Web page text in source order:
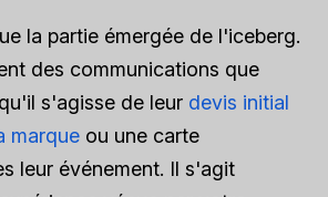
la partie émergée de l'iceberg.
des communications que
s'agisse de leur devis initial
marque ou une carte
leur événement. Il s'agit